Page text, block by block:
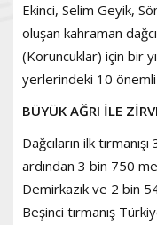
Ekinci, Selim Geyik,
oluşan kahraman
(Koruncuklar) için bir
yerlerindeki 10 önemli
BÜYÜK AĞRI İLE
Dağcıların ilk
ardından 3 bin 750
Demirkazık ve 2 bin
Beşinci tırmanış